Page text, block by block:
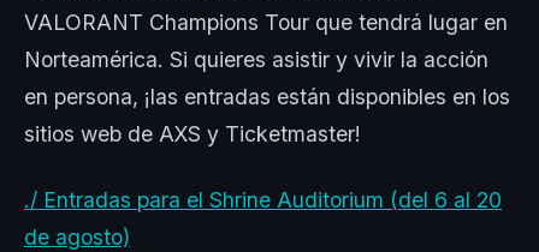
VALORANT Champions Tour que tendrá lugar en
Norteamérica. Si quieres asistir y vivir la acción
en persona, ¡las entradas están disponibles en los
sitios web de AXS y Ticketmaster!
./ Entradas para el Shrine Auditorium (del 6 al 20
de agosto)